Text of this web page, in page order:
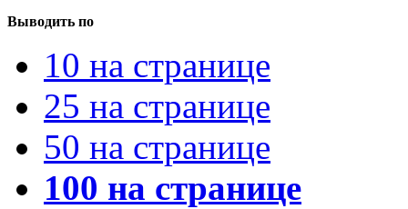
Выводить по
10 на странице
25 на странице
50 на странице
100 на странице